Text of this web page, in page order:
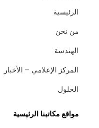
الرئيسية
من نحن
الهندسة
المركز الإعلامي – الأخبار
الحلول
مواقع مكاتبنا الرئيسية